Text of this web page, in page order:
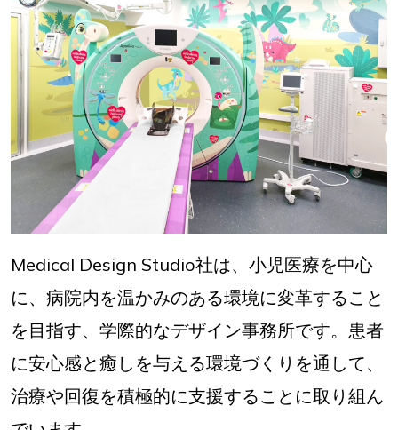
Medical Design Studio社は、小児医療を中心
に、病院内を温かみのある環境に変革すること
を目指す、学際的なデザイン事務所です。患者
に安心感と癒しを与える環境づくりを通して、
治療や回復を積極的に支援することに取り組ん